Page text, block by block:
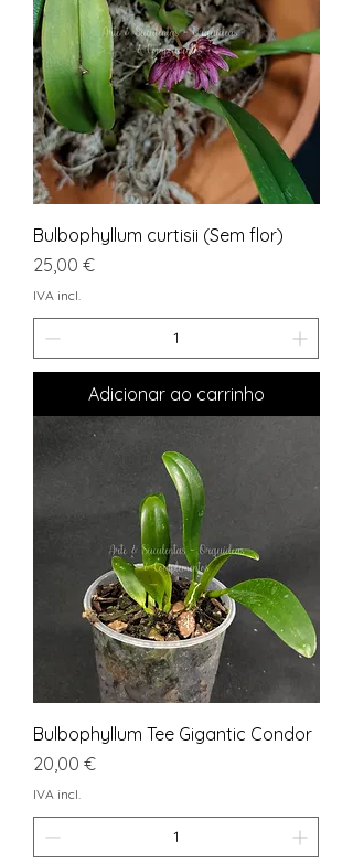
Bulbophyllum curtisii (Sem flor)
Preço
25,00 €
IVA incl.
Adicionar ao carrinho
Bulbophyllum Tee Gigantic Condor
Preço
20,00 €
IVA incl.